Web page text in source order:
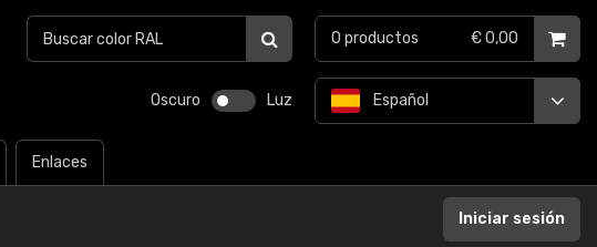
Oscuro Luz
Enlaces
Español
0 productos € 0,00
Iniciar sesión